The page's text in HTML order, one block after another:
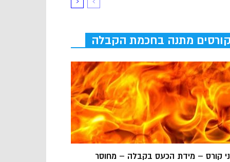
קורסים מתנה בחכמת הקבלה
קורס – מידת הכעס בקבלה – מחוסר